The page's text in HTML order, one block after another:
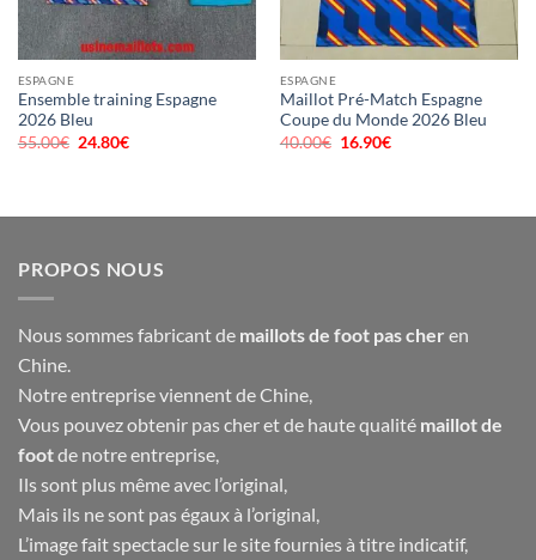
ESPAGNE
Ensemble training Espagne
2026 Bleu
55.00€ Le
24.80€Le
ESPAGNE
Maillot Pré-Match Espagne
Coupe du Monde 2026 Bleu
40.00€ Le
16.90€Le
PROPOS NOUS
Nous sommes fabricant de maillots de foot pas cher en
Chine.
Notre entreprise viennent de Chine,
Vous pouvez obtenir pas cher et de haute qualité maillot de
footde notre entreprise,
Ils sont plus même avec l’original,
Mais ils ne sont pas égaux à l’original,
L’image fait spectacle sur le site fournies à titre indicatif,